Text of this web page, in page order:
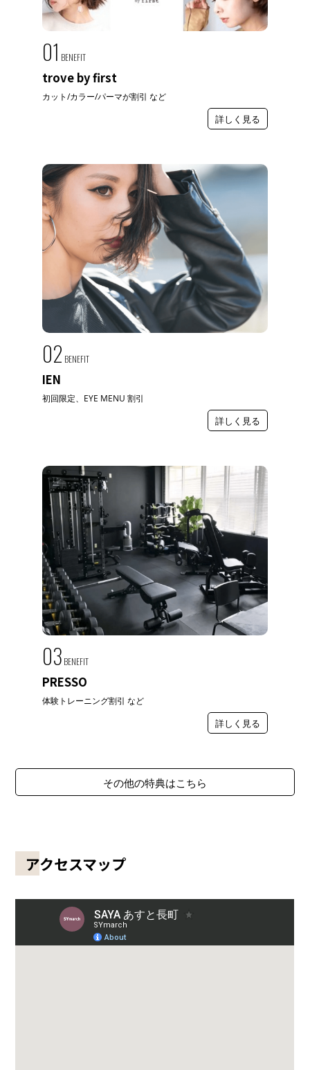
01 BENEFIT
trove by first
カット/カラー/パーマが割引 など
詳しく見る
02 BENEFIT
IEN
初回限定、EYE MENU 割引
詳しく見る
03 BENEFIT
PRESSO
体験トレーニング割引 など
詳しく見る
その他の特典はこちら
アクセスマップ